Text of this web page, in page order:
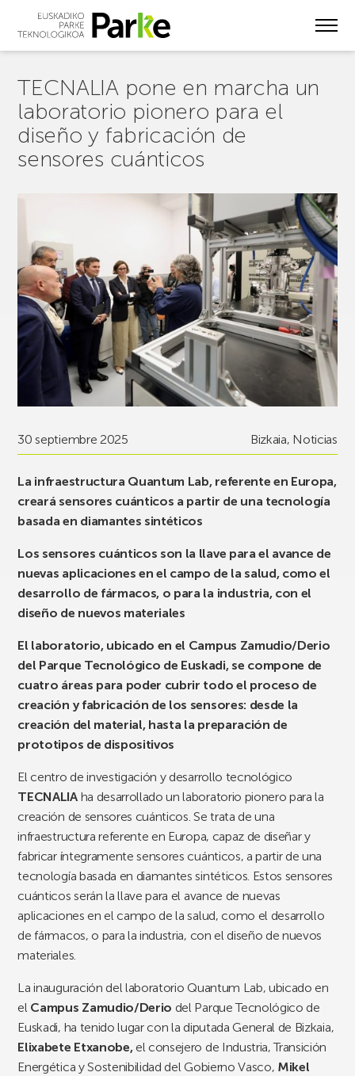
TECNALIA pone en marcha un
laboratorio pionero para el
diseño y fabricación de
sensores cuánticos
30 septiembre 2025 Bizkaia, Noticias
La infraestructura Quantum Lab, referente en Europa,
creará sensores cuánticos a partir de una tecnología
basada en diamantes sintéticos
Los sensores cuánticos son la llave para el avance de
nuevas aplicaciones en el campo de la salud, como el
desarrollo de fármacos, o para la industria, con el
diseño de nuevos materiales
El laboratorio, ubicado en el Campus Zamudio/Derio
del Parque Tecnológico de Euskadi, se compone de
cuatro áreas para poder cubrir todo el proceso de
creación y fabricación de los sensores: desde la
creación del material, hasta la preparación de
prototipos de dispositivos
El centro de investigación y desarrollo tecnológico
TECNALIAha desarrollado un laboratorio pionero para la
creación de sensores cuánticos. Se trata de una
infraestructura referente en Europa, capaz de diseñar y
fabricar íntegramente sensores cuánticos, a partir de una
tecnología basada en diamantes sintéticos. Estos sensores
cuánticos serán la llave para el avance de nuevas
aplicaciones en el campo de la salud, como el desarrollo
de fármacos, o para la industria, con el diseño de nuevos
materiales.
La inauguración del laboratorio Quantum Lab, ubicado en
el Campus Zamudio/Derio del Parque Tecnológico de
Euskadi, ha tenido lugar con la diputada General de Bizkaia,
Elixabete Etxanobe,el consejero de Industria, Transición
Energética y Sostenibilidad del Gobierno Vasco, Mikel